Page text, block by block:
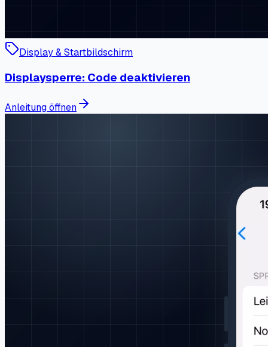
Display & Startbildschirm
Displaysperre: Code deaktivieren
Anleitung öffnen